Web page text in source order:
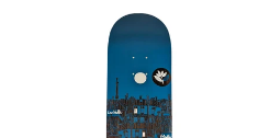
[MAGENTA]